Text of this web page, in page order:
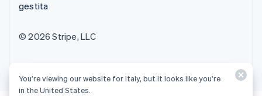
gestita
© 2026 Stripe, LLC
You’re viewing our website for Italy, but it looks like you’re
in the United States.